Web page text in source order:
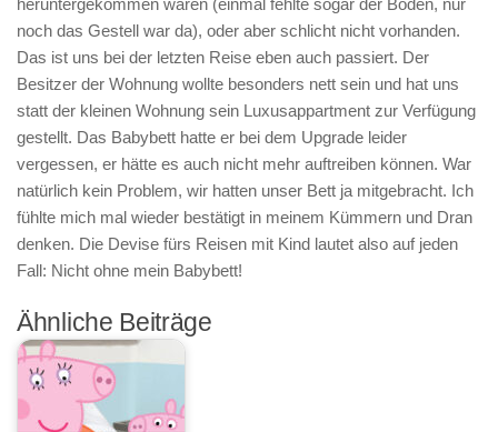
heruntergekommen waren (einmal fehlte sogar der Boden, nur
noch das Gestell war da), oder aber schlicht nicht vorhanden.
Das ist uns bei der letzten Reise eben auch passiert. Der
Besitzer der Wohnung wollte besonders nett sein und hat uns
statt der kleinen Wohnung sein Luxusappartment zur Verfügung
gestellt. Das Babybett hatte er bei dem Upgrade leider
vergessen, er hätte es auch nicht mehr auftreiben können. War
natürlich kein Problem, wir hatten unser Bett ja mitgebracht. Ich
fühlte mich mal wieder bestätigt in meinem Kümmern und Dran
denken. Die Devise fürs Reisen mit Kind lautet also auf jeden
Fall: Nicht ohne mein Babybett!
Ähnliche Beiträge